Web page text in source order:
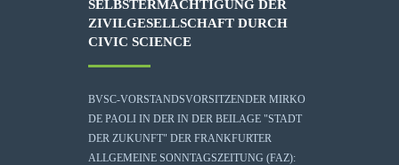
SELBSTERMÄCHTIGUNG DER
ZIVILGESELLSCHAFT DURCH
CIVIC SCIENCE
BVSC-VORSTANDSVORSITZENDER MIRKO
DE PAOLI IN DER IN DER BEILAGE "STADT
DER ZUKUNFT" DER FRANKFURTER
ALLGEMEINE SONNTAGSZEITUNG (FAZ):